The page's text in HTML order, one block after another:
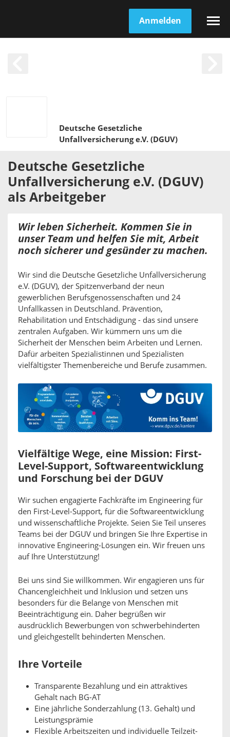
Anmelden
Deutsche Gesetzliche
Unfallversicherung e.V. (DGUV)
Deutsche Gesetzliche
Unfallversicherung e.V. (DGUV)
als Arbeitgeber
Wir leben Sicherheit. Kommen Sie in
unser Team und helfen Sie mit, Arbeit
noch sicherer und gesünder zu machen.
Wir sind die Deutsche Gesetzliche Unfallversicherung
e.V. (DGUV), der Spitzenverband der neun
gewerblichen Berufsgenossenschaften und 24
Unfallkassen in Deutschland. Prävention,
Rehabilitation und Entschädigung - das sind unsere
zentralen Aufgaben. Wir kümmern uns um die
Sicherheit der Menschen beim Arbeiten und Lernen.
Dafür arbeiten Spezialistinnen und Spezialisten
vielfältigster Themenbereiche und Berufe zusammen.
Vielfältige Wege, eine Mission: First-
Level-Support, Softwareentwicklung
und Forschung bei der DGUV
Wir suchen engagierte Fachkräfte im Engineering für
den First-Level-Support, für die Softwareentwicklung
und wissenschaftliche Projekte. Seien Sie Teil unseres
Teams bei der DGUV und bringen Sie Ihre Expertise in
innovative Engineering-Lösungen ein. Wir freuen uns
auf Ihre Unterstützung!
Bei uns sind Sie willkommen. Wir engagieren uns für
Chancengleichheit und Inklusion und setzen uns
besonders für die Belange von Menschen mit
Beeinträchtigung ein. Daher begrüßen wir
ausdrücklich Bewerbungen von schwerbehinderten
und gleichgestellt behinderten Menschen.
Ihre Vorteile
Transparente Bezahlung und ein attraktives
Gehalt nach BG-AT
Eine jährliche Sonderzahlung (13. Gehalt) und
Leistungsprämie
Flexible Arbeitszeiten und individuelle Teilzeit-